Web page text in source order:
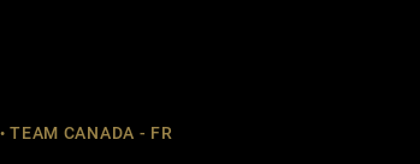
TEAM CANADA - FR